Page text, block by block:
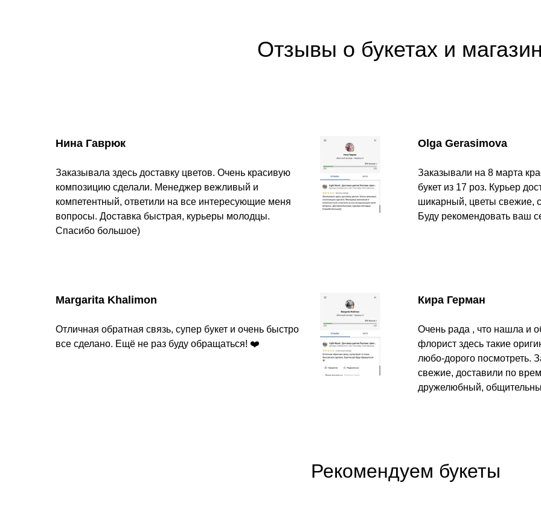
Отзывы о букетах и
Нина Гаврюк
Заказывала здесь доставку цветов. Очень красивую
композицию сделали. Менеджер вежливый и
компетентный, ответили на все интересующие меня
вопросы. Доставка быстрая, курьеры молодцы.
Спасибо большое)
Olga Gerasimova
Заказывали на 8 марта
букет из 17 роз. Курьер
шикарный, цветы свежие,
Буду рекомендовать ваш
Margarita Khalimon
Отличная обратная связь, супер букет и очень быстро
все сделано. Ещё не раз буду обращаться! ❤️
Кира Герман
Очень рада , что нашла и
флорист здесь такие
любо-дорого посмотреть.
свежие, доставили по
дружелюбный,
Рекомендуем букеты